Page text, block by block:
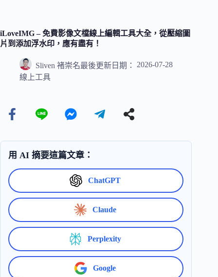
iLoveIMG – 免費影像文檔線上編輯工具大全，從壓縮圖
片到添加浮水印，應有盡有！
Sliven 褚崇名最後更新日期：
2026-07-28
線上工具
用 AI 摘要這篇文章：
ChatGPT
Claude
Perplexity
Google